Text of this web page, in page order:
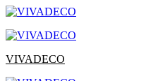
Перейти
содержимому
VIVADECO